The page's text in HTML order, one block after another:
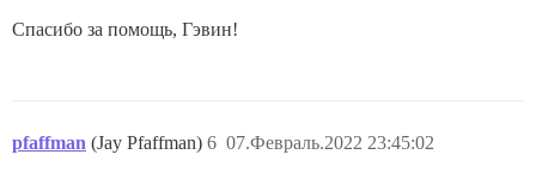
Спасибо за помощь, Гэвин!
pfaffman (Jay Pfaffman) 07.Февраль.2022 23:45:02
6